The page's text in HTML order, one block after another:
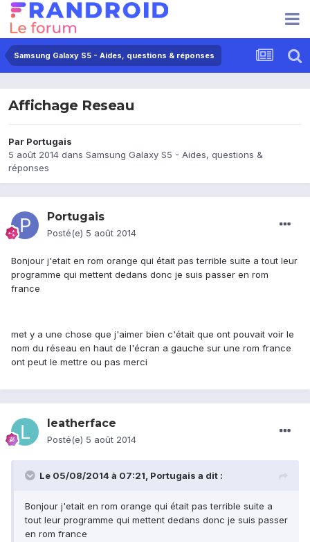
Samsung Galaxy S5 - Aides, questions & réponses
Affichage Reseau
Par Portugais
5 août 2014 dans Samsung Galaxy S5 - Aides, questions &
réponses
Portugais
Posté(e) 5 août 2014
Bonjour j'etait en rom orange qui était pas terrible suite a tout leur
programme qui mettent dedans donc je suis passer en rom
france
met y a une chose que j'aimer bien c'était que ont pouvait voir le
nom du réseau en haut de l'écran a gauche sur une rom france
ont peut le mettre ou pas merci
leatherface
Posté(e) 5 août 2014
Le 05/08/2014 à 07:21, Portugais a dit :
Bonjour j'etait en rom orange qui était pas terrible suite a
tout leur programme qui mettent dedans donc je suis passer
en rom france